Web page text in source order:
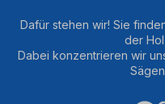
Dafür stehen wir! Sie
der
Dabei konzentrieren wir